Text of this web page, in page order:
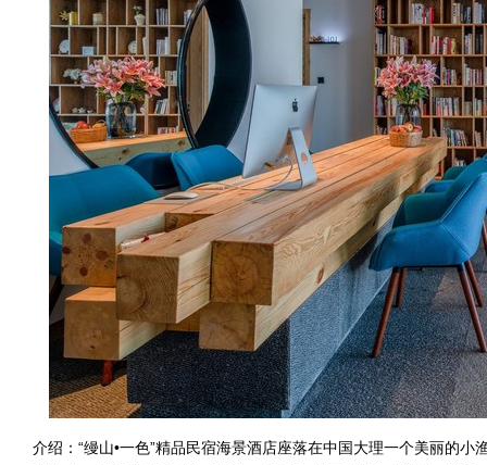
介绍：“缦山•一色”精品民宿海景酒店座落在中国大理一个美丽的